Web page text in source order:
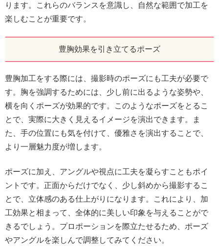
ります。これらのバランスを意識し、自然な範囲で加工を
楽しむことが重要です。
豊胸効果を引き立てるポーズ
豊胸加工をする際には、撮影時のポーズにも工夫が必要で
す。胸を強調するためには、少し前に出るような姿勢や、
横を向くポーズが効果的です。このようなポーズをとるこ
とで、実際に大きく見えるイメージを演出できます。ま
た、手の位置にも気を付けて、優雅さを演出することで、
より一層魅力度が増します。
ポーズに加え、アングルや視点に工夫を凝らすこともポイ
ントです。正面からだけでなく、少し斜めから撮影するこ
とで、立体感のある仕上がりになります。これにより、加
工効果と相まって、全体的に美しい印象を与えることがで
きるでしょう。プロポーションを際立たせるため、ポーズ
やアングルを楽しんで調整してみてください。